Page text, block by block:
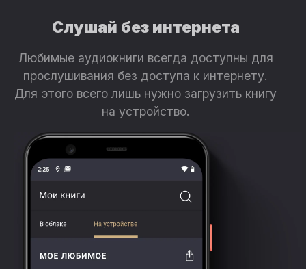
Слушай без интернета
Любимые аудиокниги всегда доступны для
прослушивания без доступа к интернету.
Для этого всего лишь нужно загрузить книгу
на устройство.